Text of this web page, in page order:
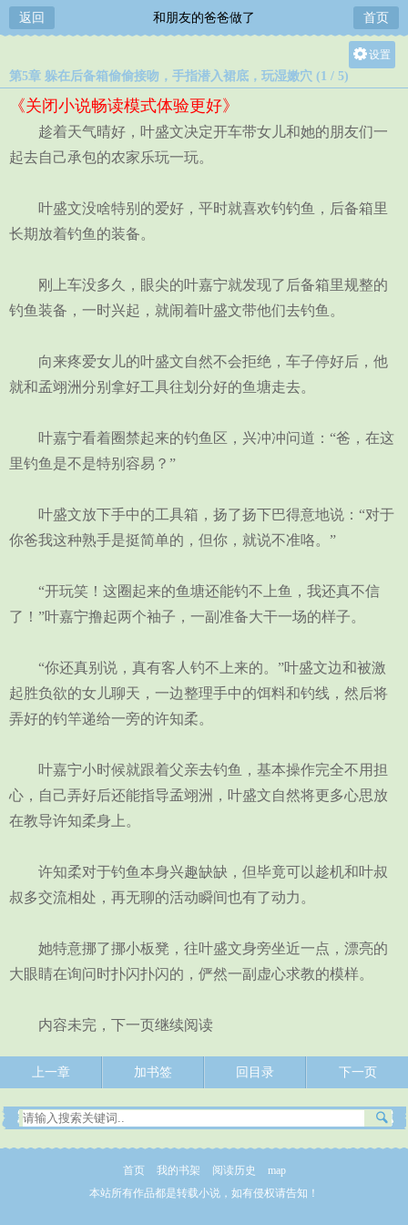
返回 和朋友的爸爸做了 首页
设置
中
第5章 躲在后备箱偷偷接吻，手指潜入裙底，玩湿‎‍‌‌嫩‍‌‍‎穴‌‌ (1 / 5)
《关闭小说畅读模式体验更好》
趁着天气晴好，叶盛文决定开车带女儿和她的朋友们一
起去自己承包的农家乐玩一玩。
叶盛文没啥特别的爱好，平时就喜欢钓钓鱼，后备箱里
长期放着钓鱼的装备。
刚上车没多久，眼尖的叶嘉宁就发现了后备箱里规整的
钓鱼装备，一时兴起，就闹着叶盛文带他们去钓鱼。
向来疼爱女儿的叶盛文自然不会拒绝，车子停好后，他
就和孟翊洲分别拿好工具往划分好的鱼塘走去。
叶嘉宁看着圈禁起来的钓鱼区，兴冲冲问道：“爸，在这
里钓鱼是不是特别容易？”
叶盛文放下手中的工具箱，扬了扬下巴得意地说：“对于
你爸我这种熟手是挺简单的，但你，就说不准咯。”
“开玩笑！这圈起来的鱼塘还能钓不上鱼，我还真不信
了！”叶嘉宁撸起两个袖子，一副准备大干一场的样子。
“你还真别说，真有客人钓不上来的。”叶盛文边和被激
起胜负欲的女儿聊天，一边整理手中的饵料和钓线，然后将
弄好的钓竿递给一旁的许知柔。
叶嘉宁小时候就跟着父亲去钓鱼，基本操作完全不用担
心，自己弄好后还能指导孟翊洲，叶盛文自然将更多心思放
在教导许知柔身上。
许知柔对于钓鱼本身兴趣缺缺，但毕竟可以趁机和叶叔
叔多交流相处，再无聊的活动瞬间也有了动力。
她特意挪了挪小板凳，往叶盛文身旁坐近一点，漂亮的
大眼睛在询问时扑闪扑闪的，俨然一副虚心求教的模样。
内容未完，下一页继续阅读
上一章 加书签 回目录 下一页
首页 我的书架 阅读历史
map
本站所有作品都是转载小说，如有侵权请告知！